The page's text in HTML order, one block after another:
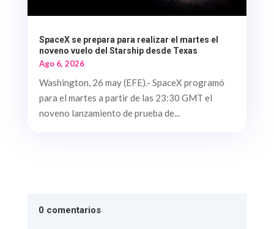
SpaceX se prepara para realizar el martes el
noveno vuelo del Starship desde Texas
Ago 6, 2026
Washington, 26 may (EFE).- SpaceX programó
para el martes a partir de las 23:30 GMT el
noveno lanzamiento de prueba de...
0 comentarios